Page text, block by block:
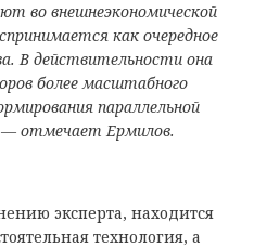
во внешнеэкономической
как очередное
В действительности она
более масштабного
параллельной
— отмечает Ермилов.
эксперта, находится
технология, а